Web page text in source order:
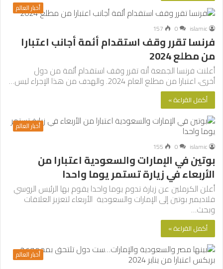
أخبار العالم
islamic
0
157
فرنسا تقرر وقف استقدام أئمة أجانب اعتبارا
من مطلع 2024
أعلنت فرنسا الجمعة أنه تقرر وقف استقدام أئمة من دول
أخرى، اعتبارا من مطلع العام 2024. والهدف من هذا الإجراء ليس…
أكمل القراءة »
أخبار العالم
islamic
0
155
بوتين في الإمارات والسعودية اعتبارا من
الأربعاء في زيارة تستمر يوما واحدا
أعلن الكرملين عن زيارة تدوم يوما واحدا يقوم بها الرئيس الروسي
فلاديمير بوتين إلى الإمارات والسعودية الأربعاء لتعزيز العلاقات
وبحث…
أكمل القراءة »
أخبار العالم